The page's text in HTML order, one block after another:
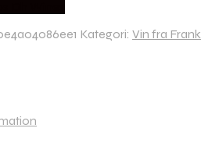
Kategori: Vin fra